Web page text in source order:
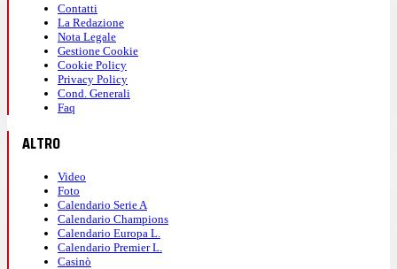
Contatti
La Redazione
Nota Legale
Gestione Cookie
Cookie Policy
Privacy Policy
Cond. Generali
Faq
ALTRO
Video
Foto
Calendario Serie A
Calendario Champions
Calendario Europa L.
Calendario Premier L.
Casinò